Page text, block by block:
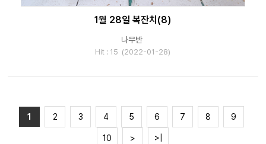
1월 28일 복잔치(8)
나무반
Hit : 15 (2022-01-28)
1 2 3 4 5 6 7 8 9
10 > >|